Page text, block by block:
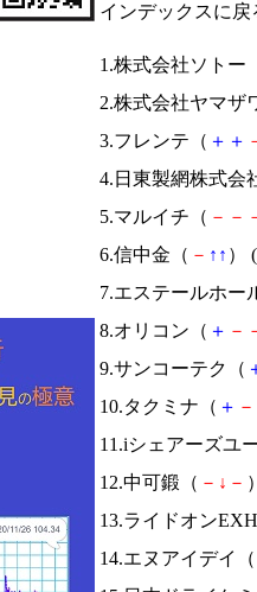
インデックスに戻
1.株式会社ソトー
2.株式会社ヤマザ
3.フレンテ（ ＋ ＋
4.日東製網株式会
5.マルイチ（ － －
6.信中金（ － ↑ ↑ ） (
7.エステールホー
8.オリコン（ ＋ －
9.サンコーテク（
10.タクミナ（ ＋ －
11.iシェアーズユ
12.中可鍛（ － ↓ －
13.ライドオン
14.エヌアイデイ（